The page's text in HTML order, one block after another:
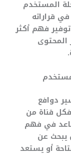
المستخدم
قراراته
فهم أكثر
المحتوى
دوافع
قناة من
في فهم
يبحث عن
أو يستعد